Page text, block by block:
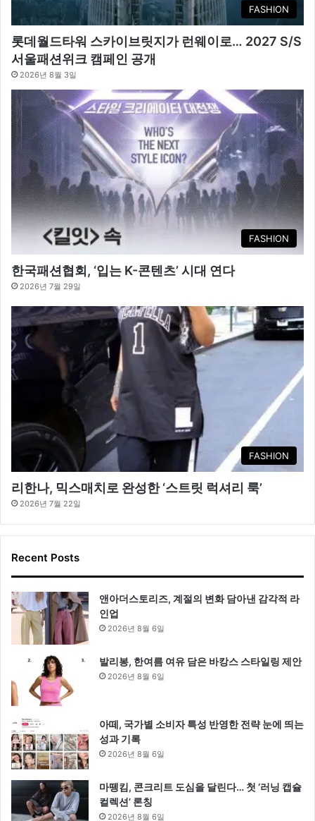
FASHION
롯데월드타워 스카이브릿지가 런웨이로… 2027 S/S
서울패션위크 캠페인 공개
2026년 8월 3일
FASHION
한국패션협회, ‘입는 K-콘텐츠’ 시대 연다
2026년 7월 29일
FASHION
리한나, 믹스매치로 완성한 ‘스트릿 럭셔리 룩’
2026년 7월 22일
Recent Posts
앤아더스토리즈, 계절의 변화 담아낸 감각적 라
인업
2026년 8월 6일
발리봉, 한여름 여유 담은 바캉스 스타일링 제안
2026년 8월 6일
아떼, 국가별 소비자 특성 반영한 전략 눈에 띄는
성과 기록
2026년 8월 6일
마뗑킴, 콘크리트 도심을 달린다… 첫 ‘러닝 캡슐
컬렉션’ 론칭
2026년 8월 6일